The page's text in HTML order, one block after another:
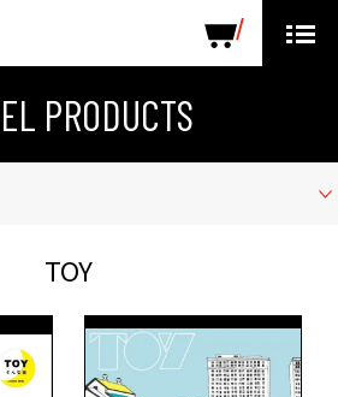
LABEL PRODUCTS
PRODUCTS
TOY